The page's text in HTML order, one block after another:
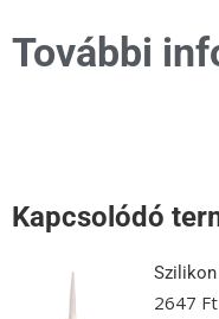
További
Kapcsolódó
2647 Ft